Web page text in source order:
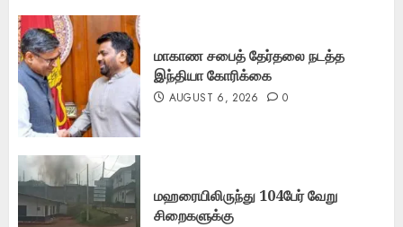
மாகாண சபைத் தேர்தலை நடத்த
இந்தியா கோரிக்கை
AUGUST 6, 2026 0
மஹரையிலிருந்து 104பேர் வேறு
சிறைகளுக்கு